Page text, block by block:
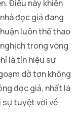
Điều này khiến
đọc giả đang
luôn thể thao
trong vòng
là tín hiệu sự
dở tợn không
đọc giả, nhất là
sự tuyệt vời về